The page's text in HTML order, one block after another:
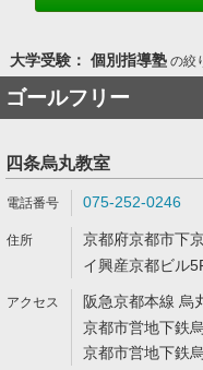
大学受験： 個別指導塾の絞
ゴールフリー
四条烏丸教室
075-252-0246
京都府京都市下
イ興産京都ビル
阪急京都本線 烏
京都市営地下鉄
京都市営地下鉄